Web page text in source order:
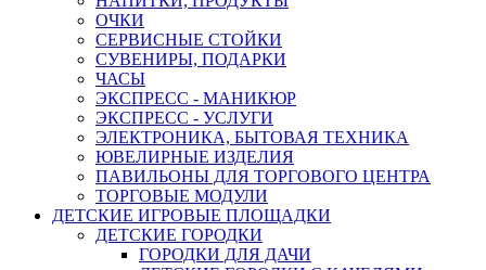
ОЧКИ
СЕРВИСНЫЕ СТОЙКИ
СУВЕНИРЫ, ПОДАРКИ
ЧАСЫ
ЭКСПРЕСС - МАНИКЮР
ЭКСПРЕСС - УСЛУГИ
ЭЛЕКТРОНИКА, БЫТОВАЯ ТЕХНИКА
ЮВЕЛИРНЫЕ ИЗДЕЛИЯ
ПАВИЛЬОНЫ ДЛЯ ТОРГОВОГО ЦЕНТРА
ТОРГОВЫЕ МОДУЛИ
ДЕТСКИЕ ИГРОВЫЕ ПЛОЩАДКИ
ДЕТСКИЕ ГОРОДКИ
ГОРОДКИ ДЛЯ ДАЧИ